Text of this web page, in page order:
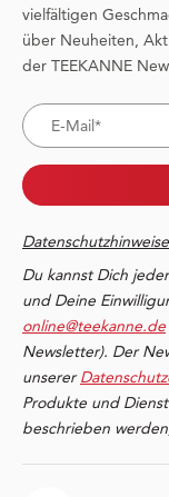
vielfältigen
über Neuheiten,
der TEEKANNE
Du kannst Dich
und Deine
online@teekanne.de
Newsletter). Der
unserer
Produkte und
beschrieben